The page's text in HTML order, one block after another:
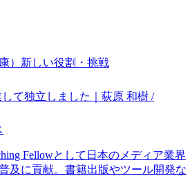
） 新しい役割・挑戦
して独立しました｜荻原 和樹 /
Fellowとして日本のメディア業界
及に貢献。書籍出版やツール開発な